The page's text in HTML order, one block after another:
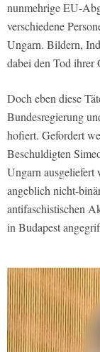
nunmehrige EU-
verschiedene
Ungarn. Bildern,
dabei den Tod
Doch eben diese
Bundesregierung
hofiert. Gefordert
Beschuldigten
Ungarn
angeblich nicht-
antifaschistischen
in Budapest